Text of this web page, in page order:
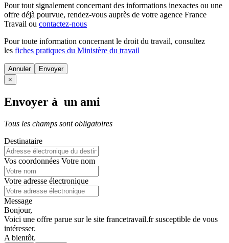
Pour tout signalement concernant des informations inexactes ou une
offre déjà pourvue, rendez-vous auprès de votre agence France
Travail ou contactez-nous
Pour toute information concernant le droit du travail, consultez
les fiches pratiques du Ministère du travail
Annuler
×
Envoyer à un ami
Tous les champs sont obligatoires
Destinataire
Vos coordonnées Votre nom
Votre adresse électronique
Message
Bonjour,
Voici une offre parue sur le site francetravail.fr susceptible de vous
intéresser.
A bientôt.